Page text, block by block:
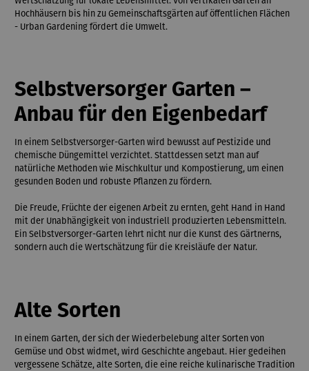
Hochhäusern bis hin zu Gemeinschaftsgärten auf öffentlichen Flächen
- Urban Gardening fördert die Umwelt.
Selbstversorger Garten –
Anbau für den Eigenbedarf
In einem Selbstversorger-Garten wird bewusst auf Pestizide und
chemische Düngemittel verzichtet. Stattdessen setzt man auf
natürliche Methoden wie Mischkultur und Kompostierung, um einen
gesunden Boden und robuste Pflanzen zu fördern.
Die Freude, Früchte der eigenen Arbeit zu ernten, geht Hand in Hand
mit der Unabhängigkeit von industriell produzierten Lebensmitteln.
Ein Selbstversorger-Garten lehrt nicht nur die Kunst des Gärtnerns,
sondern auch die Wertschätzung für die Kreisläufe der Natur.
Alte Sorten
In einem Garten, der sich der Wiederbelebung alter Sorten von
Gemüse und Obst widmet, wird Geschichte angebaut. Hier gedeihen
vergessene Schätze, alte Sorten, die eine reiche kulinarische Tradition